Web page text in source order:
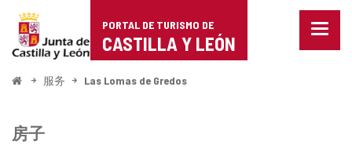
Portal
de
Turismo
Castilla
PORTAL DE TURISMO DE
CASTILLA Y LEÓN
菜
开
服务 Las Lomas de Gredos
房子